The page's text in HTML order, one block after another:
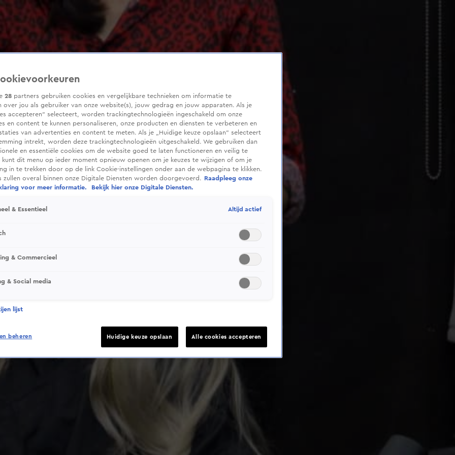
28 partners gebruiken cookies en vergelijkbare technieken om informatie te
over jou als gebruiker van onze website(s), jouw gedrag en jouw apparaten. Als je
accepteren” selecteert, worden trackingtechnologieën ingeschakeld om onze
en content te kunnen personaliseren, onze producten en diensten te verbeteren en
van advertenties en content te meten. Als je „Huidige keuze opslaan” selecteert
intrekt, worden deze trackingtechnologieën uitgeschakeld. We gebruiken dan
en essentiële cookies om de website goed te laten functioneren en veilig te
kunt dit menu op ieder moment opnieuw openen om je keuzes te wijzigen of om je
in te trekken door op de link Cookie-instellingen onder aan de webpagina te klikken.
zullen overal binnen onze Digitale Diensten worden doorgevoerd.
Raadpleeg onze
voor meer informatie.
Bekijk hier onze Digitale Diensten.
& Essentieel Altijd actief
& Commercieel
& Social media
lijst
beheren Huidige keuze opslaan Alle cookies accepteren